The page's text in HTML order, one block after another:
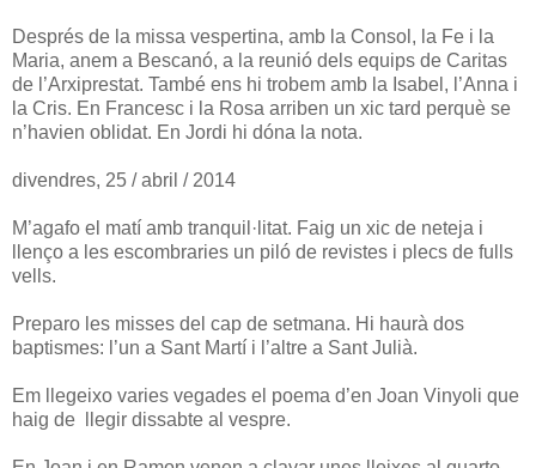
Després de la missa vespertina, amb la Consol, la Fe i la
Maria, anem a Bescanó, a la reunió dels equips de Caritas
de l’Arxiprestat. També ens hi trobem amb la Isabel, l’Anna i
la Cris. En Francesc i la Rosa arriben un xic tard perquè se
n’havien oblidat. En Jordi hi dóna la nota.
divendres, 25 / abril / 2014
M’agafo el matí amb tranquil·litat. Faig un xic de neteja i
llenço a les escombraries un piló de revistes i plecs de fulls
vells.
Preparo les misses del cap de setmana. Hi haurà dos
baptismes: l’un a Sant Martí i l’altre a Sant Julià.
Em llegeixo varies vegades el poema d’en Joan Vinyoli que
haig de llegir dissabte al vespre.